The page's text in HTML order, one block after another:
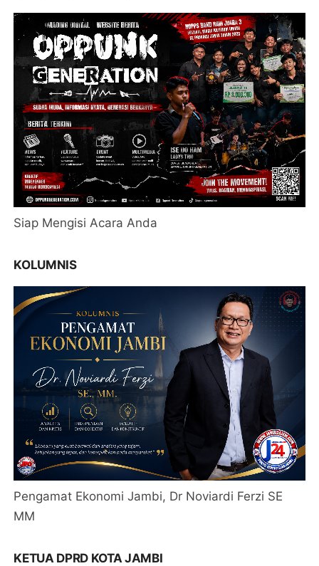
Siap Mengisi Acara Anda
KOLUMNIS
Pengamat Ekonomi Jambi, Dr Noviardi Ferzi SE
MM
KETUA DPRD KOTA JAMBI